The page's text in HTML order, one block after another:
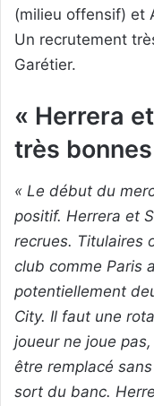
(milieu offensif) et
Un recrutement
Garétier.
« Herrera
très
« Le début du
positif. Herrera et
recrues. Titulaires
club comme Paris
potentiellement
City. Il faut une
joueur ne joue
être remplacé
sort du banc.